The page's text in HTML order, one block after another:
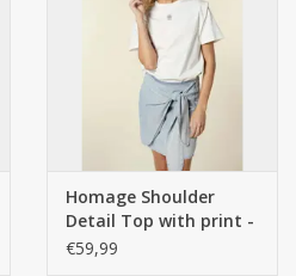
Homage Shoulder
Detail Top with print -
Offwhite
€59,99